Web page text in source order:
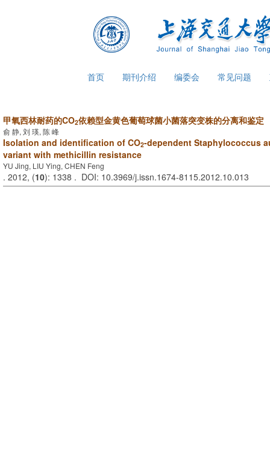
首页 期刊介绍 编委会 常见问题
甲氧西林耐药的CO2依赖型金黄色葡萄球菌小菌落突变株的分离和鉴定
俞 静, 刘 瑛, 陈 峰
Isolation and identification of CO2-dependent Staphylococcus
variant with methicillin resistance
YU Jing, LIU Ying, CHEN Feng
. 2012, (10): 1338 . DOI: 10.3969/j.issn.1674-8115.2012.10.013